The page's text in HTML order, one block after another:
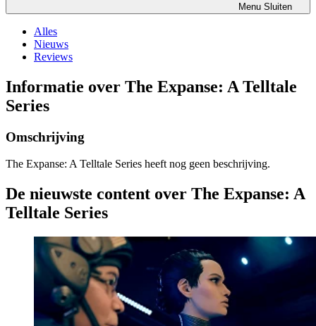
Menu Sluiten
Alles
Nieuws
Reviews
Informatie over The Expanse: A Telltale
Series
Omschrijving
The Expanse: A Telltale Series heeft nog geen beschrijving.
De nieuwste content over The Expanse: A
Telltale Series